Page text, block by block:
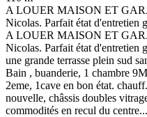
A LOUER MAISON ET
Nicolas. Parfait état d'entretien
A LOUER MAISON ET
Nicolas. Parfait état d'entretien
une grande terrasse plein sud
Bain , buanderie, 1 chambre
2eme, 1cave en bon état.
nouvelle, châssis doubles
commodités en recul du centre...